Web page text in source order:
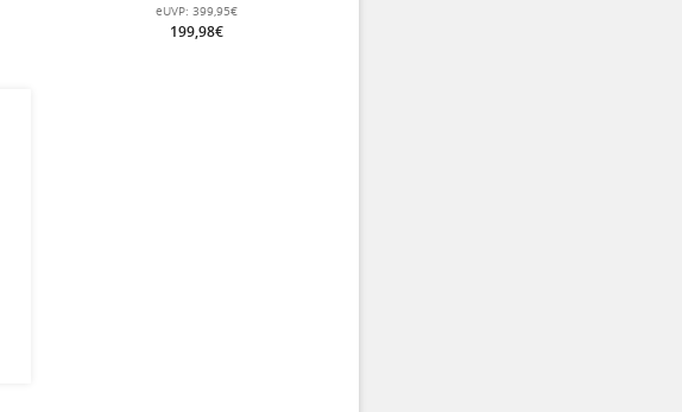
eUVP: 399,95€
199,98€